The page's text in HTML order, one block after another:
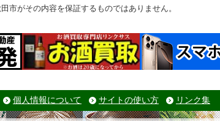
市がその内容を保証するものではありません。
個人情報について サイトの使い方 リンク集